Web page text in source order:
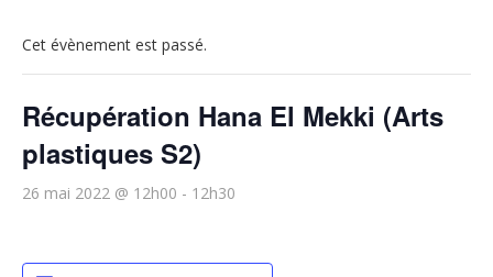
Cet évènement est passé.
Récupération Hana El Mekki (Arts
plastiques S2)
26 mai 2022 @ 12h00 - 12h30